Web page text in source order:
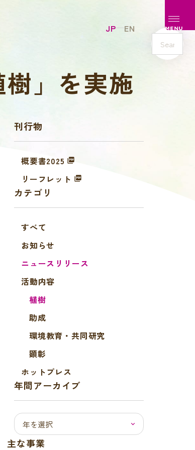
メニュ
MENU
JP
EN
s
e
」を実施
刊行物
概要書2025
リーフレット
カテゴリ
すべて
お知らせ
ニュースリリース
活動内容
植樹
助成
環境教育・共同研究
顕彰
ホットプレス
年間アーカイブ
主な事業